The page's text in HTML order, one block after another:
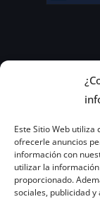
Este Sitio Web
ofrecerle anuncios
información con
utilizar la
proporcionado.
sociales, publicidad